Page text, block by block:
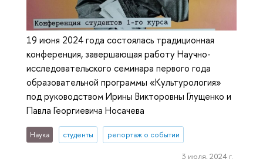
19 июня 2024 года состоялась традиционная
конференция, завершающая работу Научно-
исследовательского семинара первого года
образовательной программы «Культурология»
под руководством Ирины Викторовны Глущенко и
Павла Георгиевича Носачева
Наука студенты репортаж о событии
3 июля, 2024 г.